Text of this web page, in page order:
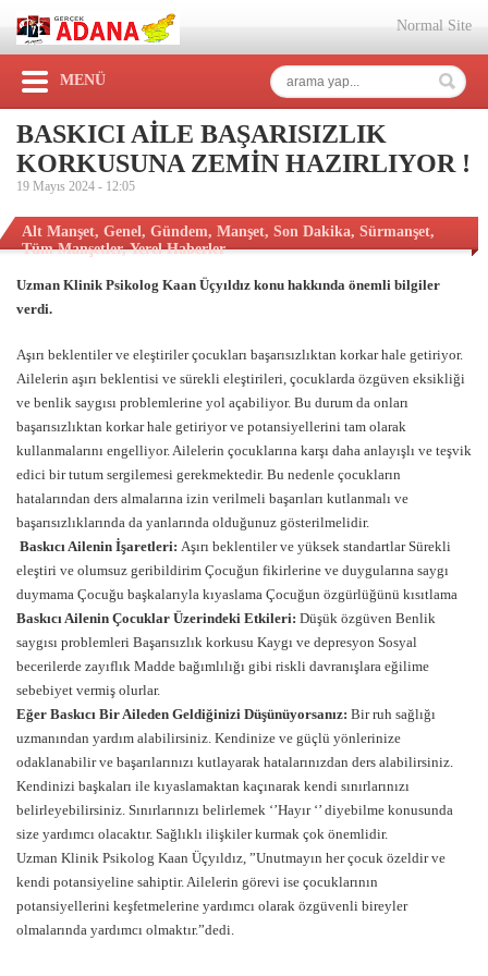
Normal Site
MENÜ
BASKICI AİLE BAŞARISIZLIK
KORKUSUNA ZEMİN HAZIRLIYOR !
19 Mayıs 2024 - 12:05
Alt Manşet, Genel, Gündem, Manşet, Son Dakika, Sürmanşet,
Tüm Manşetler,Yerel Haberler
Uzman Klinik Psikolog Kaan Üçyıldız konu hakkında önemli bilgiler
verdi.
Aşırı beklentiler ve eleştiriler çocukları başarısızlıktan korkar hale getiriyor.
Ailelerin aşırı beklentisi ve sürekli eleştirileri, çocuklarda özgüven eksikliği
ve benlik saygısı problemlerine yol açabiliyor. Bu durum da onları
başarısızlıktan korkar hale getiriyor ve potansiyellerini tam olarak
kullanmalarını engelliyor. Ailelerin çocuklarına karşı daha anlayışlı ve teşvik
edici bir tutum sergilemesi gerekmektedir. Bu nedenle çocukların
hatalarından ders almalarına izin verilmeli başarıları kutlanmalı ve
başarısızlıklarında da yanlarında olduğunuz gösterilmelidir.
Baskıcı Ailenin İşaretleri: Aşırı beklentiler ve yüksek standartlar Sürekli
eleştiri ve olumsuz geribildirim Çocuğun fikirlerine ve duygularına saygı
duymama Çocuğu başkalarıyla kıyaslama Çocuğun özgürlüğünü kısıtlama
Baskıcı Ailenin Çocuklar Üzerindeki Etkileri: Düşük özgüven Benlik
saygısı problemleri Başarısızlık korkusu Kaygı ve depresyon Sosyal
becerilerde zayıflık Madde bağımlılığı gibi riskli davranışlara eğilime
sebebiyet vermiş olurlar.
Eğer Baskıcı Bir Aileden Geldiğinizi Düşünüyorsanız: Bir ruh sağlığı
uzmanından yardım alabilirsiniz. Kendinize ve güçlü yönlerinize
odaklanabilir ve başarılarınızı kutlayarak hatalarınızdan ders alabilirsiniz.
Kendinizi başkaları ile kıyaslamaktan kaçınarak kendi sınırlarınızı
belirleyebilirsiniz. Sınırlarınızı belirlemek ‘’Hayır ‘’ diyebilme konusunda
size yardımcı olacaktır. Sağlıklı ilişkiler kurmak çok önemlidir.
Uzman Klinik Psikolog Kaan Üçyıldız, ”Unutmayın her çocuk özeldir ve
kendi potansiyeline sahiptir. Ailelerin görevi ise çocuklarının
potansiyellerini keşfetmelerine yardımcı olarak özgüvenli bireyler
olmalarında yardımcı olmaktır.”dedi.